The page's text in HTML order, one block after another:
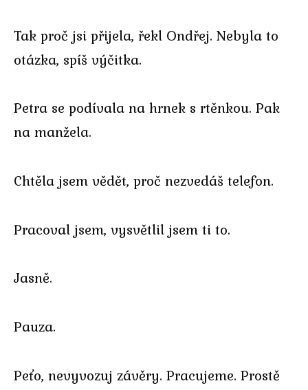
Tak proč jsi přijela, řekl Ondřej. Nebyla to
otázka, spíš výčitka.
Petra se podívala na hrnek s rtěnkou. Pak
na manžela.
Chtěla jsem vědět, proč nezvedáš telefon.
Pracoval jsem, vysvětlil jsem ti to.
Jasně.
Pauza.
Peťo, nevyvozuj závěry. Pracujeme. Prostě